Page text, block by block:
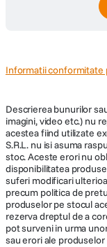
Informatii conformitate
Descrierea bunurilor
imagini, video etc.) nu
acestea fiind utilizate
S.R.L. nu isi asuma
stoc. Aceste erori nu
disponibilitatea
suferi modificari
precum politica de
produselor pe stocul
rezerva dreptul de a
pot surveni in urma
sau erori ale